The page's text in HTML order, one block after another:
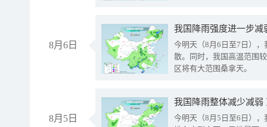
8月6日
今明天（8月6日至7日）
散。同时，我国高温范围
区将有大范围桑拿天。
8月5日
我国降雨整体减少减弱
今明天（8月5日至6日）